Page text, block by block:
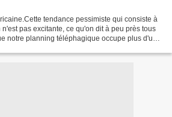
tendance pessimiste qui consiste à
pas excitante, ce qu'on dit à peu près tous
notre planning téléphagique occupe plus d'une